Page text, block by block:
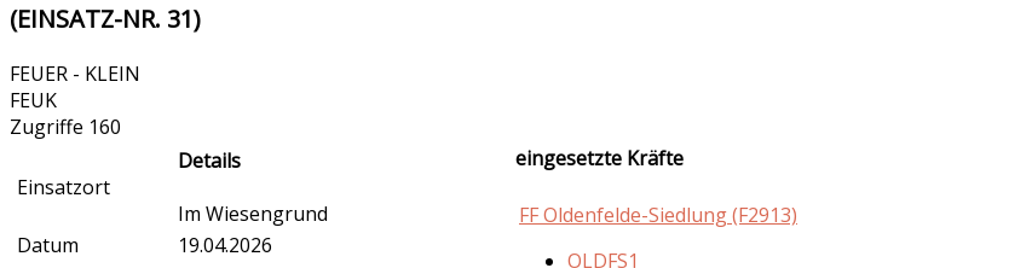
(EINSATZ-NR. 31)
FEUER - KLEIN
FEUK
Zugriffe 160
Einsatzort
Details
Im Wiesengrund
Datum
19.04.2026
eingesetzte Kräfte
FF Oldenfelde-Siedlung (F2913)
OLDFS1